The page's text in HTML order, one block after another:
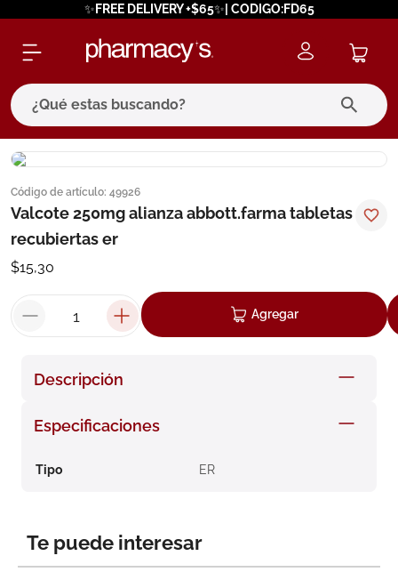
✨FREE DELIVERY +$65✨| CODIGO:FD65
¿Qué estas buscando?
Código de artículo: 49926
Valcote 250mg alianza abbott.farma tabletas
recubiertas er
$15,30
Agregar
Descripción
Especificaciones
Tipo ER
Te puede interesar
términos más buscados
1. eucerin
cerave
7. isdin
roche posay
10.pañales